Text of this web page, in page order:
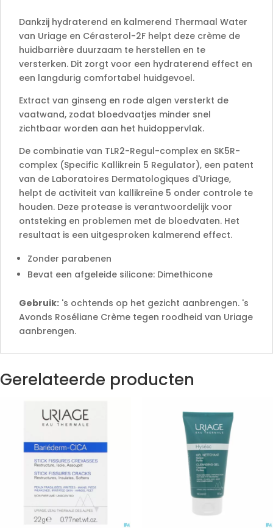
Dankzij hydraterend en kalmerend Thermaal Water
van Uriage en Cérasterol-2F helpt deze crème de
huidbarrière duurzaam te herstellen en te
versterken. Dit zorgt voor een hydraterend effect en
een langdurig comfortabel huidgevoel.
Extract van ginseng en rode algen versterkt de
vaatwand, zodat bloedvaatjes minder snel
zichtbaar worden aan het huidoppervlak.
De combinatie van TLR2-Regul-complex en SK5R-
complex (Specific Kallikrein 5 Regulator), een patent
van de Laboratoires Dermatologiques d'Uriage,
helpt de activiteit van kallikreïne 5 onder controle te
houden. Deze protease is verantwoordelijk voor
ontsteking en problemen met de bloedvaten. Het
resultaat is een uitgesproken kalmerend effect.
Zonder parabenen
Bevat een afgeleide silicone: Dimethicone
Gebruik: 's ochtends op het gezicht aanbrengen. 's
Avonds Roséliane Crème tegen roodheid van Uriage
aanbrengen.
Gerelateerde producten